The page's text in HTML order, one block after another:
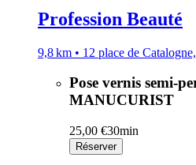
Profession Beauté
9,8 km • 12 place de
Pose vernis semi-
MANUCURIST
25,00 €30min
Réserver